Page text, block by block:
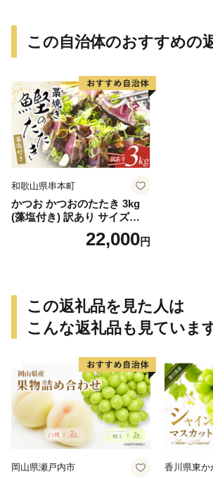
この自治体のおすすめの
和歌山県串本町
かつお かつおのたたき 3kg
(藻塩付き) 訳あり サイズふぞ
ろい 焼きが命！ 藁焼き / 鰹
かつお カツオのたたき 鰹の
22,000円
この返礼品を見た人は
こんな返礼品も見ていま
岡山県瀬戸内市 香川県東か